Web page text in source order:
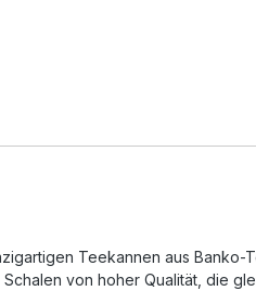
Teekannen aus Banko-
von hoher Qualität, die